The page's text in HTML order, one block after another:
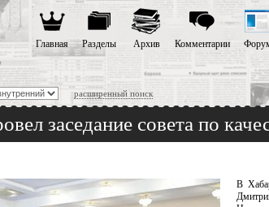
расширенный поиск
Главная Разделы Архив Комментарии
заседание совета по
В